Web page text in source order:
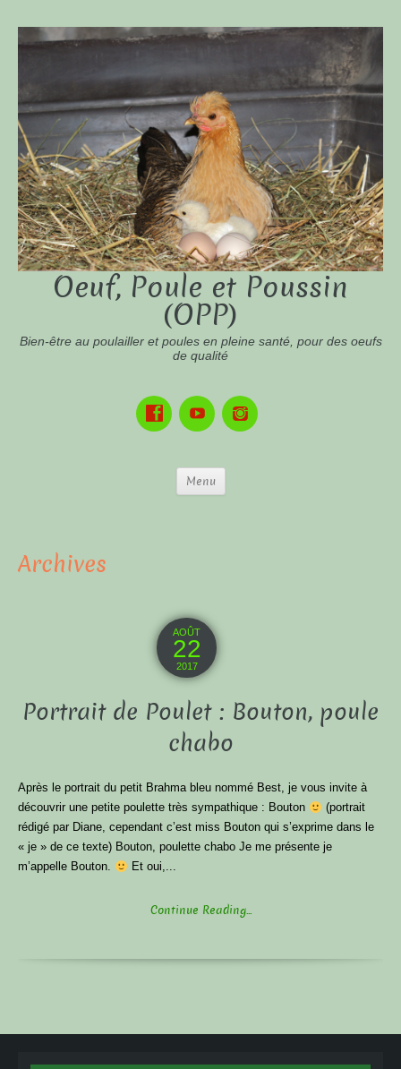
Oeuf, Poule et Poussin
(OPP)
Bien-être au poulailler et poules en pleine santé, pour des oeufs
de qualité
Menu
Archives
AOÛT
22
2017
Portrait de Poulet : Bouton, poule
chabo
Après le portrait du petit Brahma bleu nommé Best, je vous invite à
découvrir une petite poulette très sympathique : Bouton
(portrait
rédigé par Diane, cependant c’est miss Bouton qui s’exprime dans le
« je » de ce texte) Bouton, poulette chabo Je me présente je
m’appelle Bouton.
Et oui,...
Continue Reading...